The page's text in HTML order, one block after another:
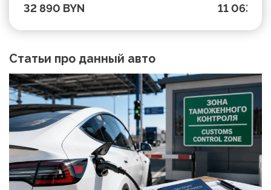
32 890 BYN 11 063
Статьи про данный авто